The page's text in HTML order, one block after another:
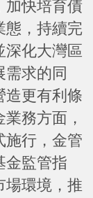
加快培育債
態，持續完
深化大灣區
求的同
造更有利條
務方面，
施行，金管
金監管指
場環境，推